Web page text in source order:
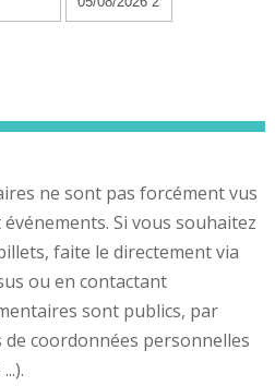
ne sont pas forcément vus
Si vous souhaitez
faite le directement via
ou en contactant
sont publics, par
coordonnées personnelles